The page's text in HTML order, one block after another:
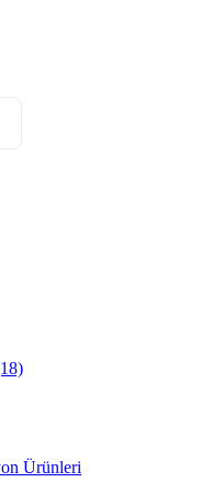
Ürünleri